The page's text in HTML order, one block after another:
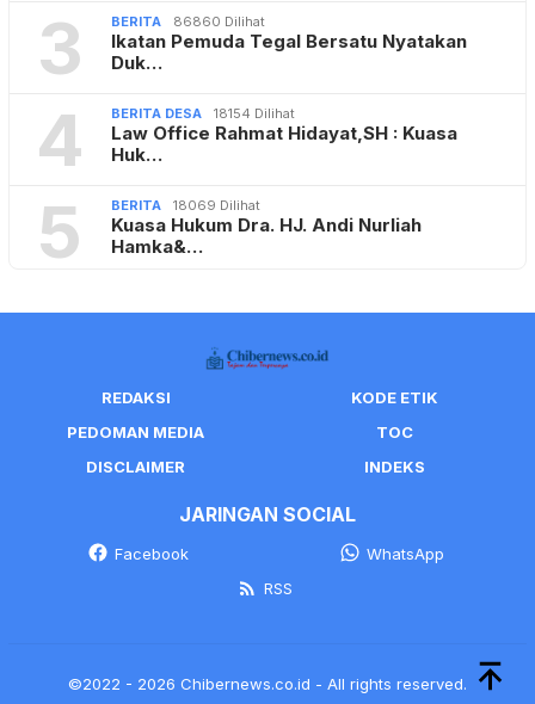
3 BERITA 86860 Dilihat
Ikatan Pemuda Tegal Bersatu Nyatakan
Duk…
4 BERITA DESA 18154 Dilihat
Law Office Rahmat Hidayat,SH : Kuasa
Huk…
5 BERITA 18069 Dilihat
Kuasa Hukum Dra. HJ. Andi Nurliah
Hamka&…
REDAKSI
KODE ETIK
PEDOMAN MEDIA
TOC
DISCLAIMER
INDEKS
JARINGAN SOCIAL
Facebook
WhatsApp
RSS
©2022 - 2026 Chibernews.co.id - All rights reserved.